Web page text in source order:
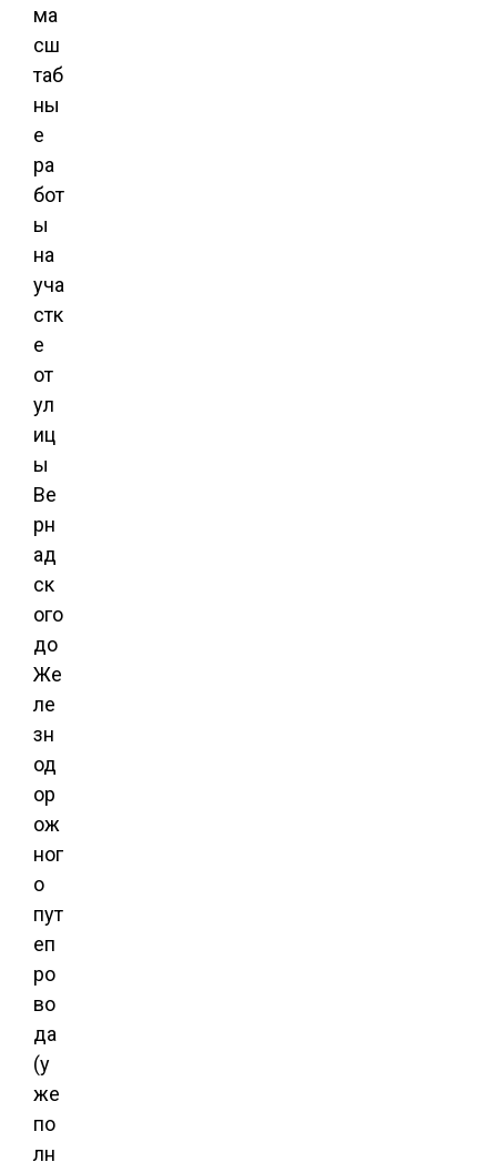
ма
сш
таб
ны
е
ра
бот
ы
на
уча
стк
е
от
ул
иц
ы
Ве
рн
ад
ск
ого
до
Же
ле
зн
од
ор
ож
ног
о
пут
еп
ро
во
да
(у
же
по
лн